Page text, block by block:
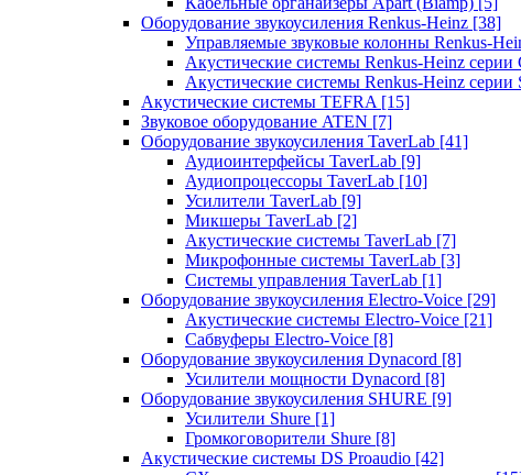
Оборудование звукоусиления Renkus-Heinz [38]
Управляемые звуковые колонны Renkus-
Акустические системы Renkus-Heinz серии
Акустические системы Renkus-Heinz серии
Акустические системы TEFRA [15]
Звуковое оборудование ATEN [7]
Оборудование звукоусиления TaverLab [41]
Аудиоинтерфейсы TaverLab [9]
Аудиопроцессоры TaverLab [10]
Усилители TaverLab [9]
Микшеры TaverLab [2]
Акустические системы TaverLab [7]
Микрофонные системы TaverLab [3]
Системы управления TaverLab [1]
Оборудование звукоусиления Electro-Voice [29]
Акустические системы Electro-Voice [21]
Сабвуферы Electro-Voice [8]
Оборудование звукоусиления Dynacord [8]
Усилители мощности Dynacord [8]
Оборудование звукоусиления SHURE [9]
Усилители Shure [1]
Громкоговорители Shure [8]
Акустические системы DS Proaudio [42]